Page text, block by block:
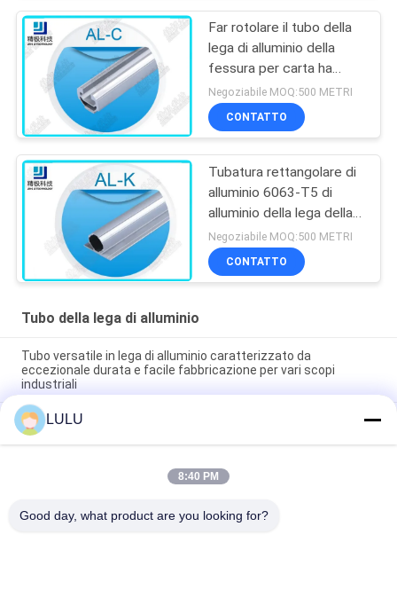
Far rotolare il tubo della
lega di alluminio della
fessura per carta ha
espulso tubo senza
cuciture AL-C anodizzato
Negoziabile MOQ:500 METRI
CONTATTO
Tubatura rettangolare di
alluminio 6063-T5 di
alluminio della lega della
flangia doppia senza
cuciture del tubo
Negoziabile MOQ:500 METRI
CONTATTO
Tubo della lega di alluminio
Tubo versatile in lega di alluminio caratterizzato da
eccezionale durata e facile fabbricazione per vari scopi
industriali
Tubo in lega di alluminio a ossidazione argento - tubo
strutturale 6063-T5 per montaggio di banchi di lavoro e
scaffalature di magazzino
Tubo in lega di alluminio pressofuso diametro esterno 28 mm
LULU
8:40 PM
Good day, what product are you looking for?